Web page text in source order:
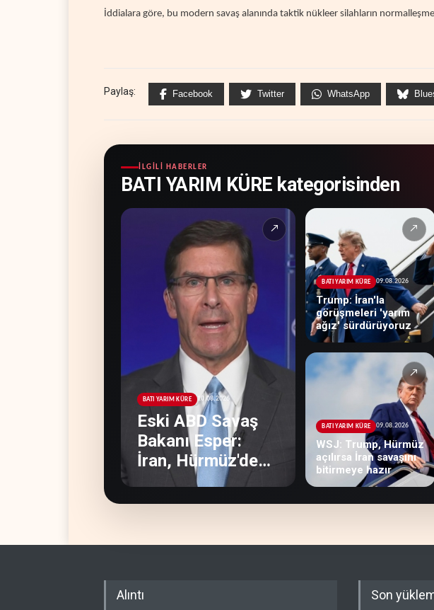
İddialara göre, bu modern savaş alanında taktik nükleer silahların
Paylaş: Facebook Twitter WhatsApp
İLGILI HABERLER
BATI YARIM KÜRE kategorisinden
↗
BATI YARIM KÜRE 10.08.2026
Eski ABD Savaş
Bakanı Esper:
İran, Hürmüz'de
üstünlüğün
kendisinde
↗
BATI YARIM KÜRE 09.08.2026
Trump: İran'la
görüşmeleri 'yarım
ağız' sürdürüyoruz
↗
BATI YARIM KÜRE 09.08.2026
WSJ: Trump, Hürmüz
açılırsa İran savaşını
bitirmeye hazır
Alıntı Son